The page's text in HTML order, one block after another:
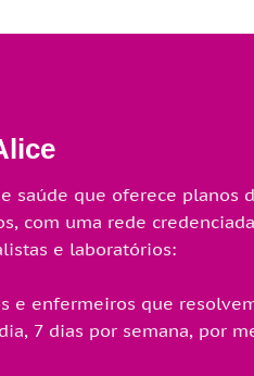
saúde que oferece planos
com uma rede
e laboratórios:
e enfermeiros que
7 dias por semana, por